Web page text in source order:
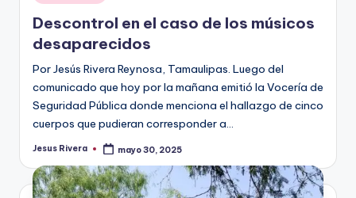
en
Descontrol en el caso de los músicos
desaparecidos
Por Jesús Rivera Reynosa, Tamaulipas. Luego del
comunicado que hoy por la mañana emitió la Vocería de
Seguridad Pública donde menciona el hallazgo de cinco
cuerpos que pudieran corresponder a…
Publicado
Jesus Rivera mayo 30, 2025